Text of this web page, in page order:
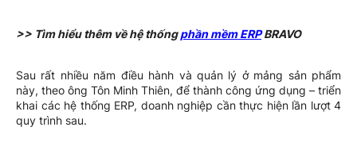
>> Tìm hiểu thêm về hệ thốngphần mềm ERPBRAVO
Sau rất nhiều năm điều hành và quản lý ở mảng sản phẩm
này, theo ông Tôn Minh Thiên, để thành công ứng dụng – triển
khai các hệ thống ERP, doanh nghiệp cần thực hiện lần lượt 4
quy trình sau.